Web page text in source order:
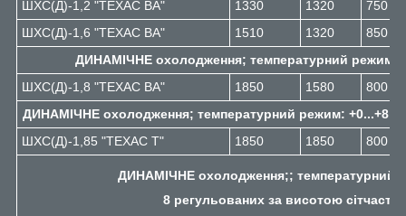
ШХС(Д)-1,2 "ТЕХАС ВА"
1330 1320
750
ШХС(Д)-1,6 "ТЕХАС ВА"
1510 1320
850
ДИНАМІЧНЕ охолодження; температурний режим:
ШХС(Д)-1,8 "ТЕХАС ВА"
1850 1580
800
ДИНАМІЧНЕ охолодження; температурний режим: +0...+8
ШХС(Д)-1,85 "ТЕХАС Т"
1850 1850 800
ДИНАМІЧНЕ охолодження;; температурний
8 регульованих за висотою